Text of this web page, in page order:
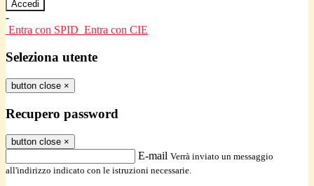
-
Entra con SPID Entra con CIE
Seleziona utente
button close ×
Recupero password
button close ×
E-mail Verrà inviato un messaggio
all'indirizzo indicato con le istruzioni necessarie.